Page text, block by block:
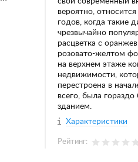
вероятно,
годов, когда такие
чрезвычайно
расцветка с
розовато-желтом
на верхнем этаже
недвижимости,
перестроена в
всего, была
зданием.
Характеристики
Рейтинг: